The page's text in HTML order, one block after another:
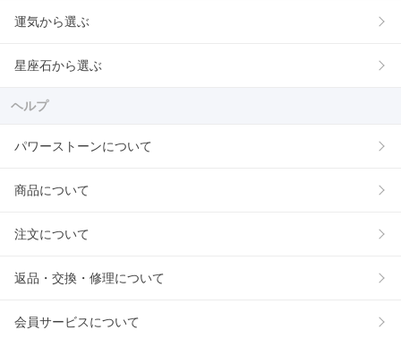
運気から選ぶ
星座石から選ぶ
ヘルプ
パワーストーンについて
商品について
注文について
返品・交換・修理について
会員サービスについて